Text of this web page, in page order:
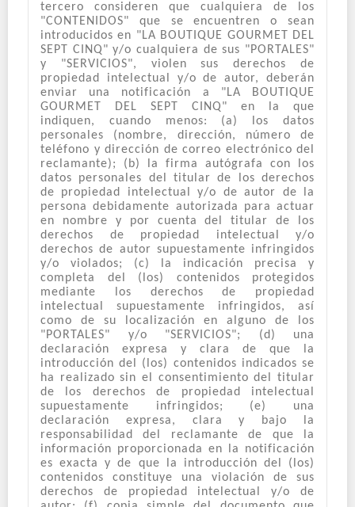
tercero consideren que cualquiera de los
"CONTENIDOS" que se encuentren o sean
introducidos en "LA BOUTIQUE GOURMET DEL
SEPT CINQ" y/o cualquiera de sus "PORTALES"
y "SERVICIOS", violen sus derechos de
propiedad intelectual y/o de autor, deberán
enviar una notificación a "LA BOUTIQUE
GOURMET DEL SEPT CINQ" en la que
indiquen, cuando menos: (a) los datos
personales (nombre, dirección, número de
teléfono y dirección de correo electrónico del
reclamante); (b) la firma autógrafa con los
datos personales del titular de los derechos
de propiedad intelectual y/o de autor de la
persona debidamente autorizada para actuar
en nombre y por cuenta del titular de los
derechos de propiedad intelectual y/o
derechos de autor supuestamente infringidos
y/o violados; (c) la indicación precisa y
completa del (los) contenidos protegidos
mediante los derechos de propiedad
intelectual supuestamente infringidos, así
como de su localización en alguno de los
"PORTALES" y/o "SERVICIOS"; (d) una
declaración expresa y clara de que la
introducción del (los) contenidos indicados se
ha realizado sin el consentimiento del titular
de los derechos de propiedad intelectual
supuestamente infringidos; (e) una
declaración expresa, clara y bajo la
responsabilidad del reclamante de que la
información proporcionada en la notificación
es exacta y de que la introducción del (los)
contenidos constituye una violación de sus
derechos de propiedad intelectual y/o de